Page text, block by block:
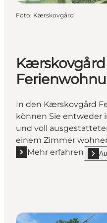
Foto: Kærskovgård
Kærskovgård
In den Kærskovgård
können Sie entweder
und voll
einem Zimmer
Mehr erfahren
Mehr erfahren show